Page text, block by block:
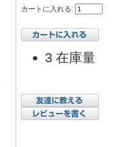
カートに入れる:
3 在庫量